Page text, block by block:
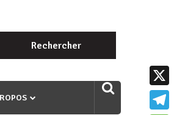
iki kibazo : Uriko ukora iki kugira ngo
Rechercher :
X